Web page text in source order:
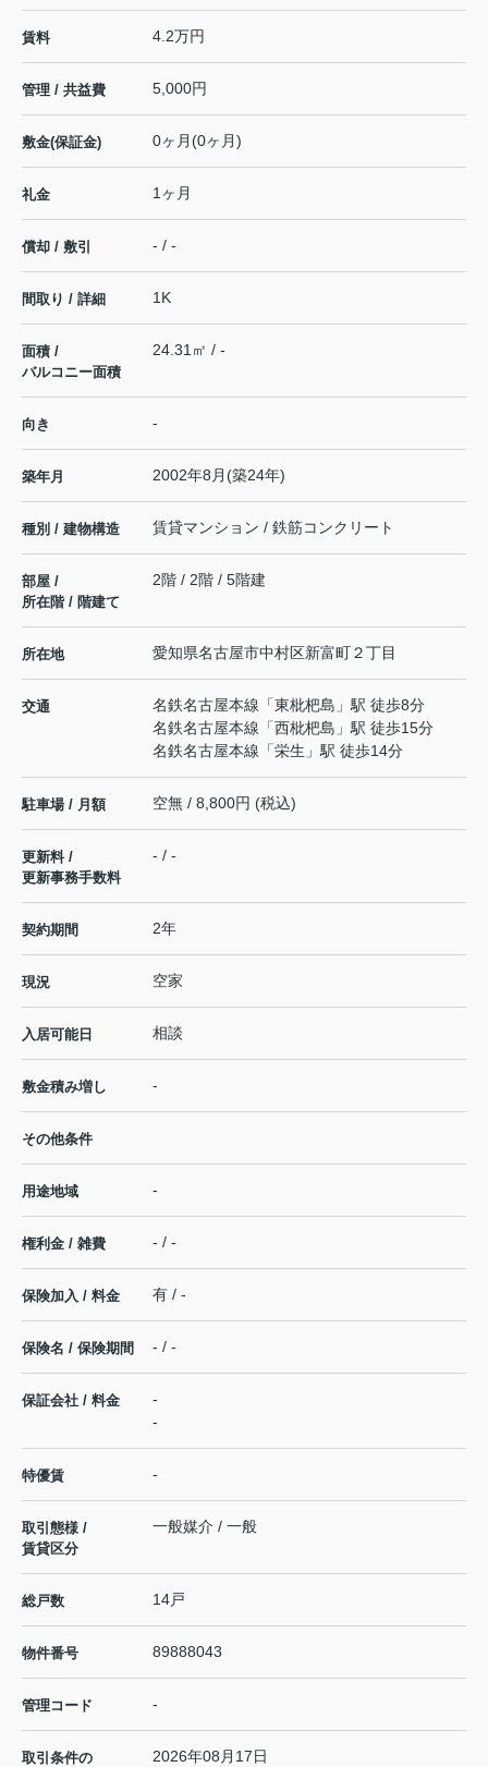
賃料 4.2万円
管理 / 共益費 5,000円
敷金(保証金) 0ヶ月(0ヶ月)
礼金 1ヶ月
償却 / 敷引 - / -
間取り / 詳細 1K
面積 /
バルコニー面積
24.31㎡ / -
向き -
築年月 2002年8月(築24年)
種別 / 建物構造 賃貸マンション / 鉄筋コンクリート
部屋 /
所在階 / 階建て
2階 / 2階 / 5階建
所在地 愛知県名古屋市中村区新富町２丁目
交通 名鉄名古屋本線 「東枇杷島 」駅 徒歩8分
名鉄名古屋本線 「西枇杷島 」駅 徒歩15分
名鉄名古屋本線 「栄生 」駅 徒歩14分
駐車場 / 月額 空無 / 8,800円 (税込)
更新料 /
更新事務手数料
- / -
契約期間 2年
現況 空家
入居可能日 相談
敷金積み増し -
その他条件
用途地域 -
権利金 / 雑費 - / -
保険加入 / 料金 有 / -
保険名 / 保険期間 - / -
保証会社 / 料金
-
-
特優賃 -
取引態様 /
賃貸区分
一般媒介 / 一般
総戸数 14戸
物件番号 89888043
管理コード -
取引条件の
2026年08月17日